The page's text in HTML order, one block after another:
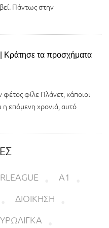
Πάντως στην
Κράτησε τα προσχήματα
φίλε Πλάνετ, κάποιοι
επόμενη χρονιά, αυτό
Α1
ΔΙΟΙΚΗΣΗ